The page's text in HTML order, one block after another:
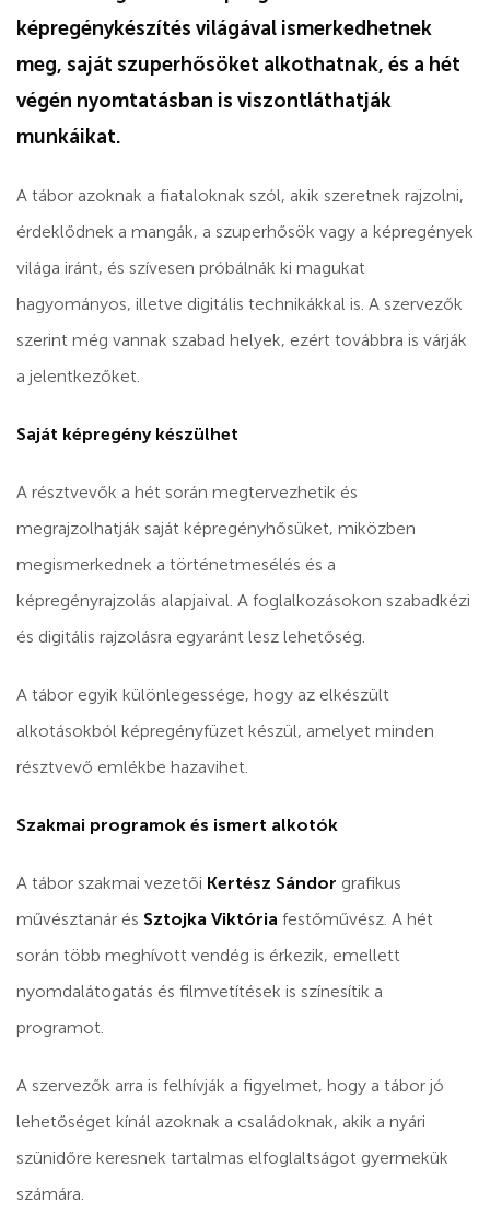
képregénykészítés világával ismerkedhetnek
meg, saját szuperhősöket alkothatnak, és a hét
végén nyomtatásban is viszontláthatják
munkáikat.
A tábor azoknak a fiataloknak szól, akik szeretnek rajzolni,
érdeklődnek a mangák, a szuperhősök vagy a képregények
világa iránt, és szívesen próbálnák ki magukat
hagyományos, illetve digitális technikákkal is. A szervezők
szerint még vannak szabad helyek, ezért továbbra is várják
a jelentkezőket.
Saját képregény készülhet
A résztvevők a hét során megtervezhetik és
megrajzolhatják saját képregényhősüket, miközben
megismerkednek a történetmesélés és a
képregényrajzolás alapjaival. A foglalkozásokon szabadkézi
és digitális rajzolásra egyaránt lesz lehetőség.
A tábor egyik különlegessége, hogy az elkészült
alkotásokból képregényfüzet készül, amelyet minden
résztvevő emlékbe hazavihet.
Szakmai programok és ismert alkotók
A tábor szakmai vezetői Kertész Sándor grafikus
művésztanár és Sztojka Viktória festőművész. A hét
során több meghívott vendég is érkezik, emellett
nyomdalátogatás és filmvetítések is színesítik a
programot.
A szervezők arra is felhívják a figyelmet, hogy a tábor jó
lehetőséget kínál azoknak a családoknak, akik a nyári
szünidőre keresnek tartalmas elfoglaltságot gyermekük
számára.